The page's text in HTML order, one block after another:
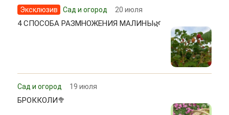
Эксклюзив Сад и огород 20 июля
4 СПОСОБА РАЗМНОЖЕНИЯ МАЛИНЫ🌿
Сад и огород 19 июля
БРОККОЛИ🥦